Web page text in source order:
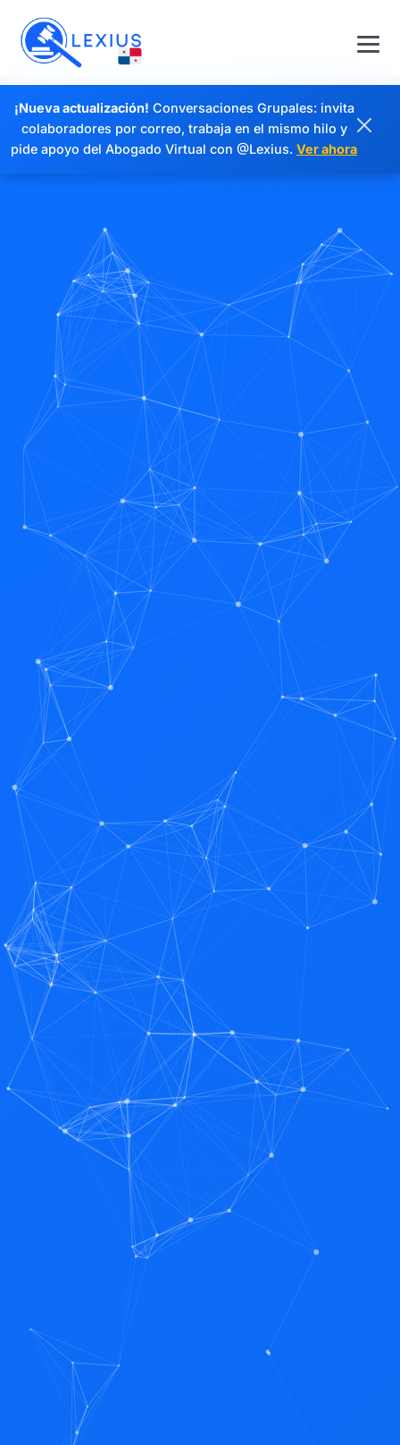
¡Nueva actualización! Conversaciones Grupales: invita
colaboradores por correo, trabaja en el mismo hilo y
pide apoyo del Abogado Virtual con @Lexius. Ver ahora